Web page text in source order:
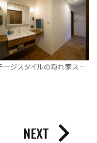
ヴィンテージスタイルの隠れ家スキップフロアがある平屋
NEXT